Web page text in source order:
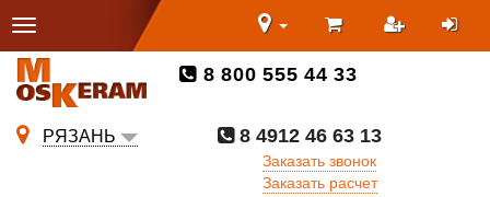
8 800 555 44 33
РЯЗАНЬ
8 4912 46 63 13
Заказать звонок
Заказать расчет